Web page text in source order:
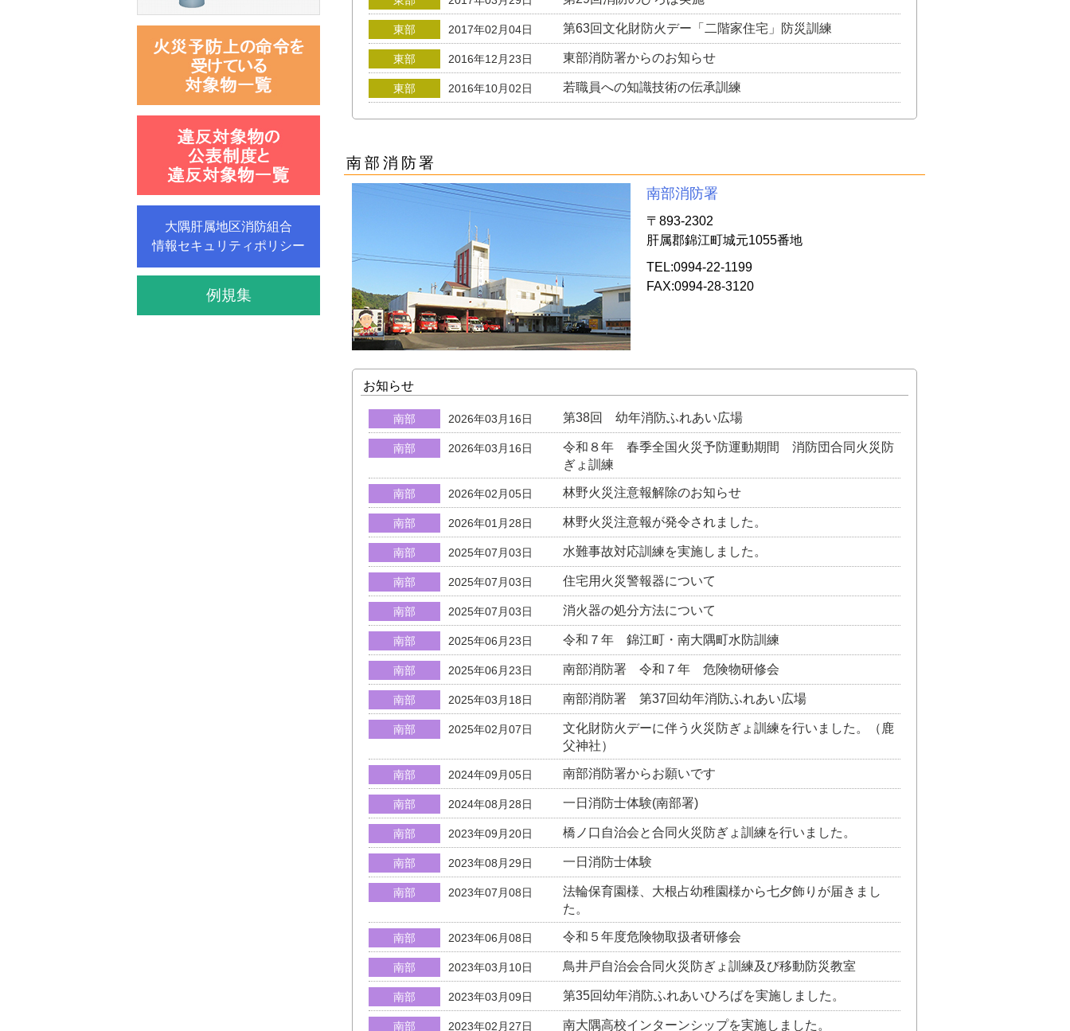
東部 2017年02月04日 第63回文化財防火デー「二階家住宅」防災訓練
東部 2016年12月23日 東部消防署からのお知らせ
東部 2016年10月02日 若職員への知識技術の伝承訓練
南部消防署
南部消防署
〒893-2302
肝属郡錦江町城元1055番地
TEL:0994-22-1199
FAX:0994-28-3120
お知らせ
南部 2026年03月16日 第38回 幼年消防ふれあい広場
南部 2026年03月16日
令和８年 春季全国火災予防運動期間 消防団合同火災防
ぎょ訓練
南部 2026年02月05日 林野火災注意報解除のお知らせ
南部 2026年01月28日 林野火災注意報が発令されました。
南部 2025年07月03日 水難事故対応訓練を実施しました。
南部 2025年07月03日 住宅用火災警報器について
南部 2025年07月03日 消火器の処分方法について
南部 2025年06月23日 令和７年 錦江町・南大隅町水防訓練
南部 2025年06月23日 南部消防署 令和７年 危険物研修会
南部 2025年03月18日 南部消防署 第37回幼年消防ふれあい広場
南部 2025年02月07日
文化財防火デーに伴う火災防ぎょ訓練を行いました。（鹿
父神社）
南部 2024年09月05日 南部消防署からお願いです
南部 2024年08月28日 一日消防士体験(南部署)
南部 2023年09月20日 橋ノ口自治会と合同火災防ぎょ訓練を行いました。
南部 2023年08月29日 一日消防士体験
南部 2023年07月08日
法輪保育園様、大根占幼稚園様から七夕飾りが届きまし
た。
南部 2023年06月08日 令和５年度危険物取扱者研修会
南部 2023年03月10日 鳥井戸自治会合同火災防ぎょ訓練及び移動防災教室
南部 2023年03月09日 第35回幼年消防ふれあいひろばを実施しました。
南部 2023年02月27日 南大隅高校インターンシップを実施しました。
大隅肝属地区消防組合
情報セキュリティポリシー
例規集